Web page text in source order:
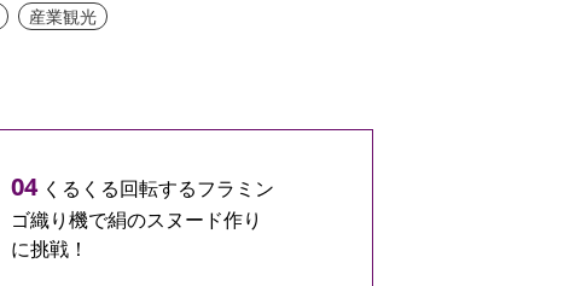
産業観光
くるくる回転するフラミン
ゴ織り機で絹のスヌード作り
に挑戦！